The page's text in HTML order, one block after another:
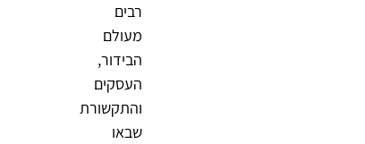
רבים
מעולם
הבידור,
העסקים
והתקשורת
שבאו